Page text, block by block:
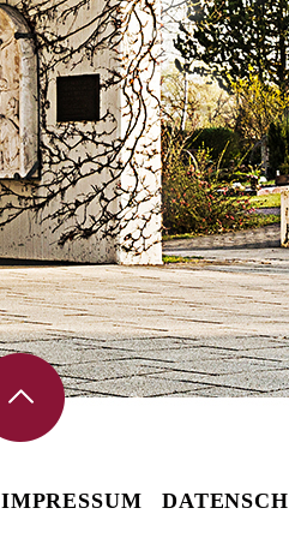
IMPRESSUM